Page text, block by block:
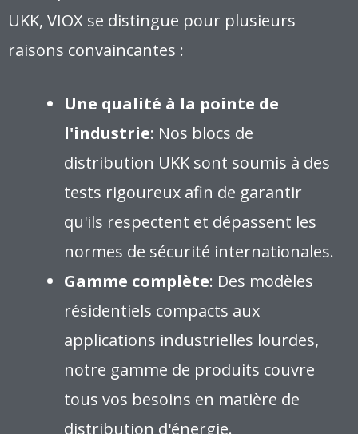
UKK, VIOX se distingue pour plusieurs
raisons convaincantes :
Une qualité à la pointe de
l'industrie: Nos blocs de
distribution UKK sont soumis à des
tests rigoureux afin de garantir
qu'ils respectent et dépassent les
normes de sécurité internationales.
Gamme complète: Des modèles
résidentiels compacts aux
applications industrielles lourdes,
notre gamme de produits couvre
tous vos besoins en matière de
distribution d'énergie.